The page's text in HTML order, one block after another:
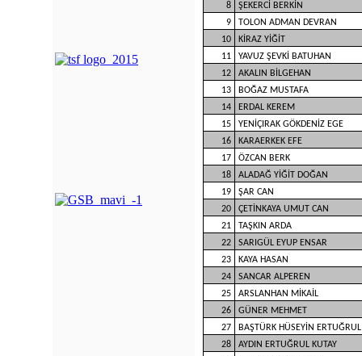
8
ŞEKERCİ BERKİN
9
TOLON ADMAN DEVRAN
10
KİRAZ YİĞİT
11
YAVUZ ŞEVKİ BATUHAN
12
AKALIN BİLGEHAN
13
BOĞAZ MUSTAFA
14
ERDAL KEREM
15
YENİÇIRAK GÖKDENİZ EGE
16
KARAERKEK EFE
17
ÖZCAN BERK
18
ALADAĞ YİĞİT DOĞAN
19
ŞAR CAN
20
ÇETİNKAYA UMUT CAN
21
TAŞKIN ARDA
22
SARIGÜL EYUP ENSAR
23
KAYA HASAN
24
SANCAR ALPEREN
25
ARSLANHAN MİKAİL
26
GÜNER MEHMET
27
BAŞTÜRK HÜSEYİN ERTUĞRUL
28
AYDIN ERTUĞRUL KUTAY